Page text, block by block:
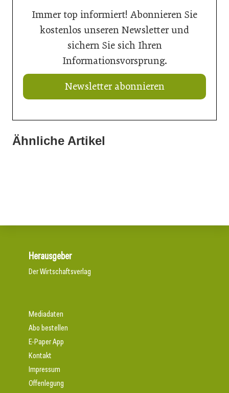
Immer top informiert! Abonnieren Sie
kostenlos unseren Newsletter und
sichern Sie sich Ihren
Informationsvorsprung.
Newsletter abonnieren
Ähnliche Artikel
06. Juli 2026
Herausgeber
Der Wirtschaftsverlag
Mediadaten
Abo bestellen
E-Paper App
Kontakt
Impressum
Offenlegung